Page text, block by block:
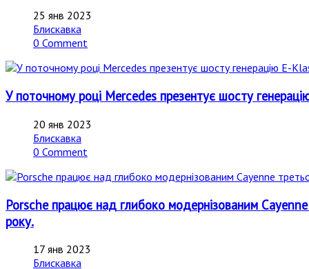
25 янв 2023
Блискавка
0 Comment
У поточному році Mercedes презентує шосту
20 янв 2023
Блискавка
0 Comment
Porsche працює над глибоко модернізованим
року.
17 янв 2023
Блискавка